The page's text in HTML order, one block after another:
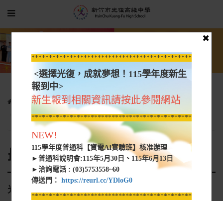
光復新聞
最新消息
光復高中藍球隊115學年度甄選錄取名單
最新消息
光復高中藍球隊115學年度甄選錄取名單
*****************************************************
<選擇光復，成就夢想！115學年度新生
報到中>
新生報到相關資訊請按此參閱網站
*****************************************************
NEW!
115學年度普通科【資電AI實驗班】核准辦理
►普通科說明會:115年5月30日、115年6月13日
►洽詢電話 : (03)5753558~60
傳送門： https://reurl.cc/YDloG0
*****************************************************